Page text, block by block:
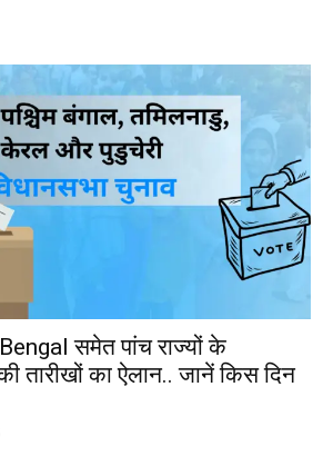
समेत पांच राज्यों के
तारीखों का ऐलान.. जानें किस दिन